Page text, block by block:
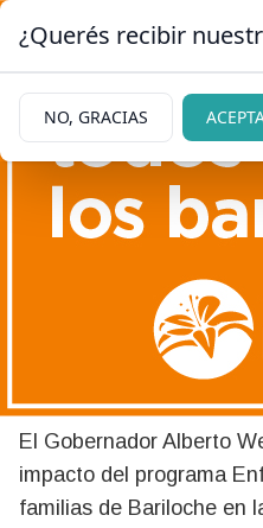
Weretilneck:
razones para
a toda la
El Gobernador Alberto
impacto del programa
familias de Bariloche en
¿Querés recibir
NO, GRACIAS